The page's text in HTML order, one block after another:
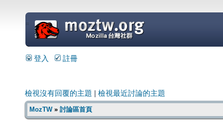
=
登入 註冊
檢視沒有回覆的主題 檢視最近討論的主題
MozTW» 討論區首頁